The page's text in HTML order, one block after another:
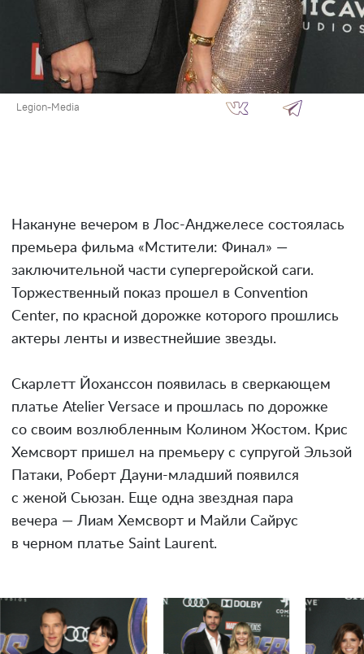
Legion-Media
Накануне вечером в Лос-Анджелесе состоялась
премьера фильма «Мстители: Финал» —
заключительной части супергеройской саги.
Торжественный показ прошел в Convention
Center, по красной дорожке которого прошлись
актеры ленты и известнейшие звезды.
Скарлетт Йоханссон появилась в сверкающем
платье Atelier Versace и прошлась по дорожке
со своим возлюбленным Колином Жостом. Крис
Хемсворт пришел на премьеру с супругой Эльзой
Патаки, Роберт Дауни-младший появился
с женой Сьюзан. Еще одна звездная пара
вечера — Лиам Хемсворт и Майли Сайрус
в черном платье Saint Laurent.